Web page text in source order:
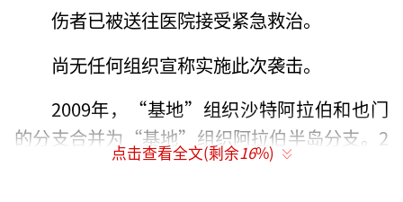
伤者已被送往医院接受紧急救治。
尚无任何组织宣称实施此次袭击。
2009年，“基地”组织沙特阿拉伯和也门
的分支合并为“基地”组织阿拉伯半岛分支。2
011年，也门国内发生动乱导致政权更迭，局势
点击查看全文(剩余16%)